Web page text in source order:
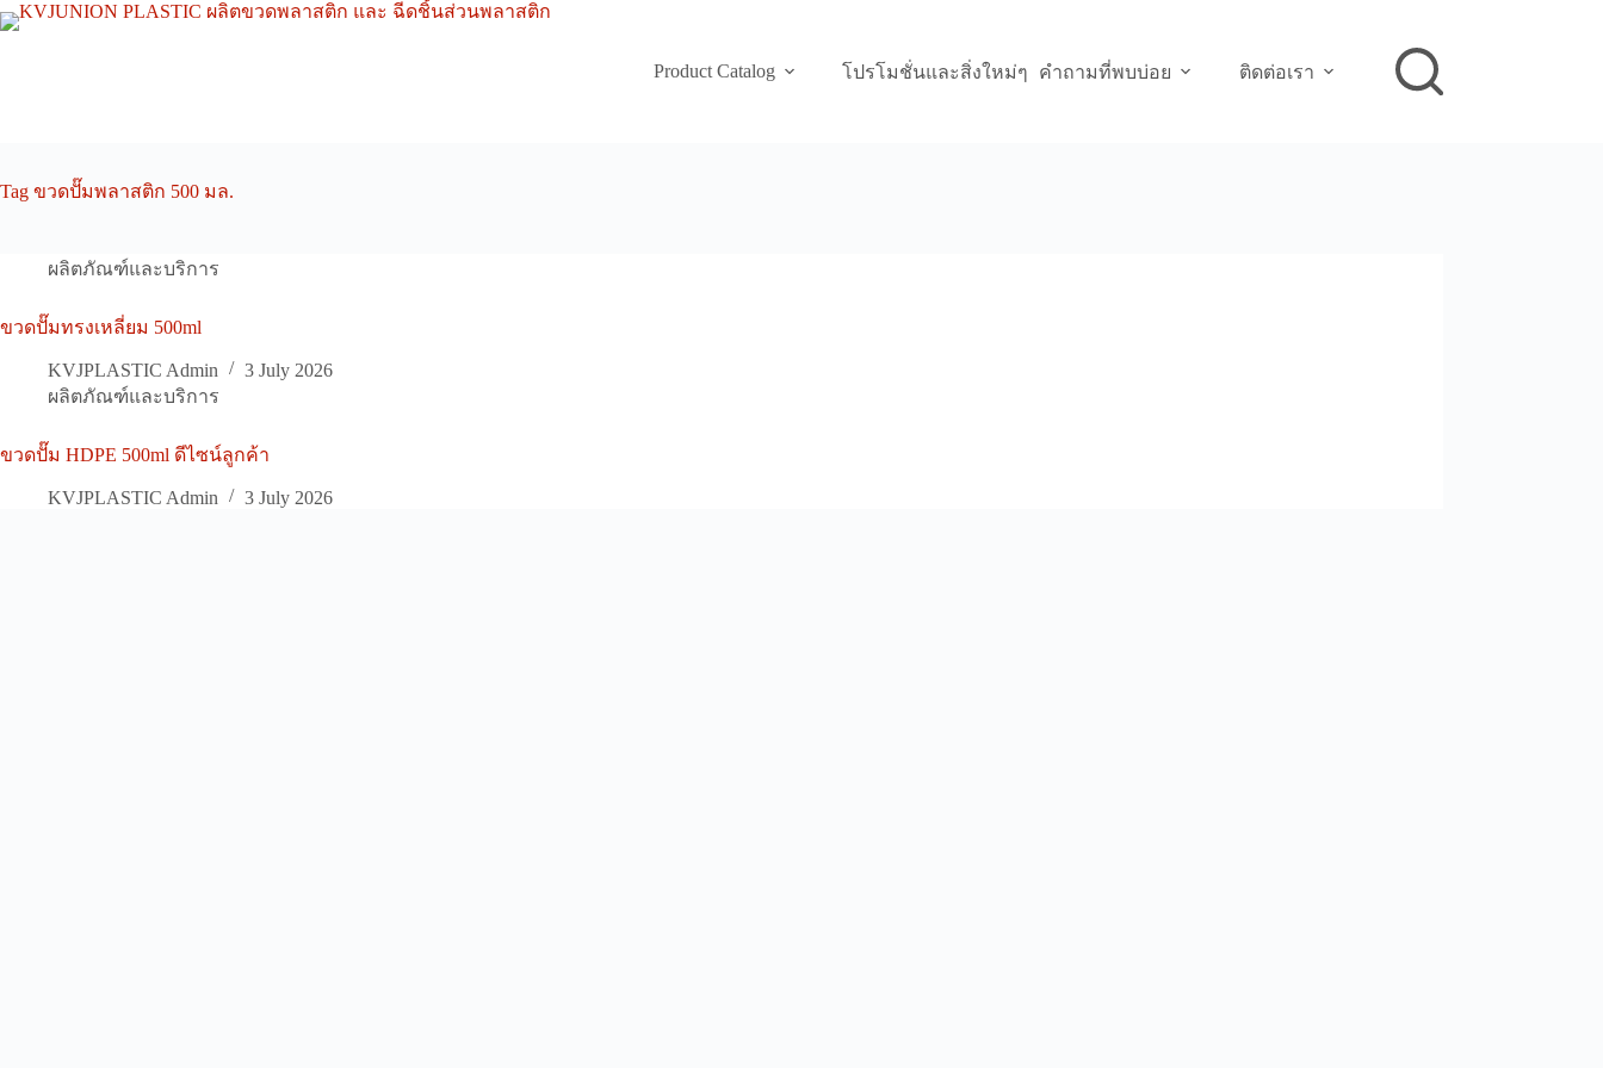
Skip
to
Product Catalog
โปรโมชั่นและสิ่งใหม่ๆ คำถามที่พบบ่อย ติดต่อเรา
Tag ขวดปั๊มพลาสติก 500 มล.
ผลิตภัณฑ์และบริการ
ขวดปั๊มทรงเหลี่ยม 500ml
KVJPLASTIC Admin
3 July 2026
ผลิตภัณฑ์และบริการ
ขวดปั๊ม HDPE 500ml ดีไซน์ลูกค้า
KVJPLASTIC Admin 3 July 2026